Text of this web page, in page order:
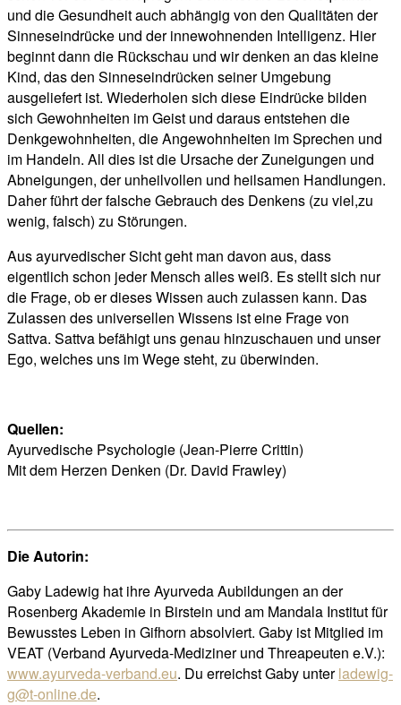
und die Gesundheit auch abhängig von den Qualitäten der
Sinneseindrücke und der innewohnenden Intelligenz. Hier
beginnt dann die Rückschau und wir denken an das kleine
Kind, das den Sinneseindrücken seiner Umgebung
ausgeliefert ist. Wiederholen sich diese Eindrücke bilden
sich Gewohnheiten im Geist und daraus entstehen die
Denkgewohnheiten, die Angewohnheiten im Sprechen und
im Handeln. All dies ist die Ursache der Zuneigungen und
Abneigungen, der unheilvollen und heilsamen Handlungen.
Daher führt der falsche Gebrauch des Denkens (zu viel,zu
wenig, falsch) zu Störungen.
Aus ayurvedischer Sicht geht man davon aus, dass
eigentlich schon jeder Mensch alles weiß. Es stellt sich nur
die Frage, ob er dieses Wissen auch zulassen kann. Das
Zulassen des universellen Wissens ist eine Frage von
Sattva. Sattva befähigt uns genau hinzuschauen und unser
Ego, welches uns im Wege steht, zu überwinden.
Quellen:
Ayurvedische Psychologie (Jean-Pierre Crittin)
Mit dem Herzen Denken (Dr. David Frawley)
Die Autorin:
Gaby Ladewig hat ihre Ayurveda Aubildungen an der
Rosenberg Akademie in Birstein und am Mandala Institut für
Bewusstes Leben in Gifhorn absolviert. Gaby ist Mitglied im
VEAT (Verband Ayurveda-Mediziner und Threapeuten e.V.):
www.ayurveda-verband.eu. Du erreichst Gaby unterladewig-
g@t-online.de.